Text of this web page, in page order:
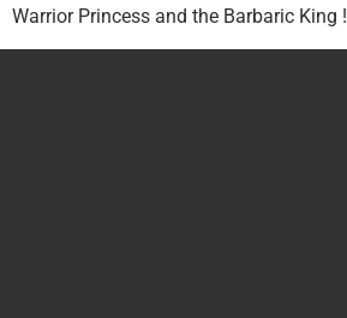
Warrior Princess and the Barbaric King !